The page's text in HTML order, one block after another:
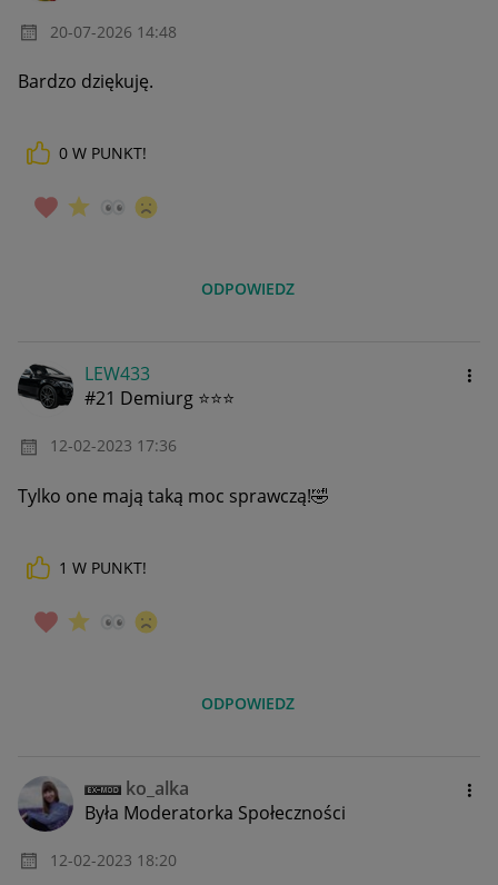
‎20-07-2026 14:48
Bardzo dziękuję.
0 W PUNKT!
ODPOWIEDZ
LEW433
#21 Demiurg ⭐⭐⭐
‎12-02-2023 17:36
Tylko one mają taką moc sprawczą!🤣
1 W PUNKT!
ODPOWIEDZ
ko_alka
Była Moderatorka Społeczności
‎12-02-2023 18:20